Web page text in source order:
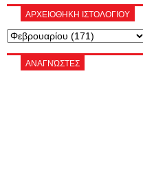
ΑΡΧΕΙΟΘΗΚΗ ΙΣΤΟΛΟΓΙΟΥ
ΑΝΑΓΝΏΣΤΕΣ